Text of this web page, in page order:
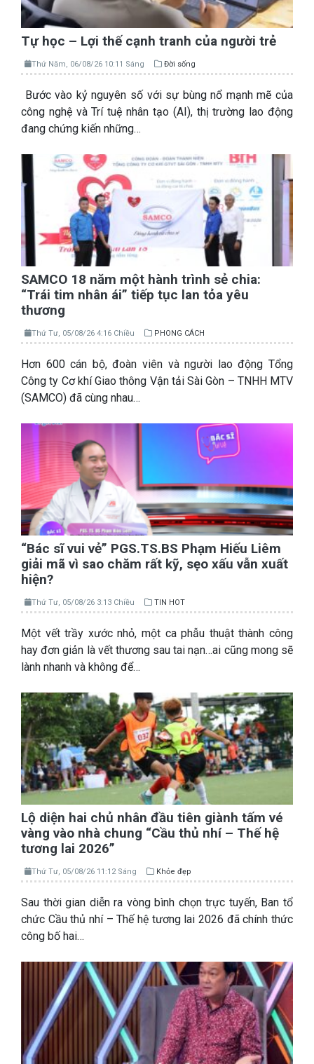
Tự học – Lợi thế cạnh tranh của người trẻ
Thứ Năm, 06/08/26 10:11 Sáng Đời sống
Bước vào kỷ nguyên số với sự bùng nổ mạnh mẽ của
công nghệ và Trí tuệ nhân tạo (AI), thị trường lao động
đang chứng kiến những…
SAMCO 18 năm một hành trình sẻ chia:
“Trái tim nhân ái” tiếp tục lan tỏa yêu
thương
Thứ Tư, 05/08/26 4:16 Chiều PHONG CÁCH
Hơn 600 cán bộ, đoàn viên và người lao động Tổng
Công ty Cơ khí Giao thông Vận tải Sài Gòn – TNHH MTV
(SAMCO) đã cùng nhau…
“Bác sĩ vui vẻ” PGS.TS.BS Phạm Hiếu Liêm
giải mã vì sao chăm rất kỹ, sẹo xấu vẫn xuất
hiện?
Thứ Tư, 05/08/26 3:13 Chiều TIN HOT
Một vết trầy xước nhỏ, một ca phẫu thuật thành công
hay đơn giản là vết thương sau tai nạn…ai cũng mong sẽ
lành nhanh và không để…
Lộ diện hai chủ nhân đầu tiên giành tấm vé
vàng vào nhà chung “Cầu thủ nhí – Thế hệ
tương lai 2026”
Thứ Tư, 05/08/26 11:12 Sáng Khỏe đẹp
Sau thời gian diễn ra vòng bình chọn trực tuyến, Ban tổ
chức Cầu thủ nhí – Thế hệ tương lai 2026 đã chính thức
công bố hai…